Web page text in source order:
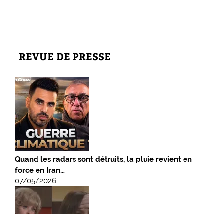
REVUE DE PRESSE
Quand les radars sont détruits, la pluie revient en
force en Iran…
07/05/2026